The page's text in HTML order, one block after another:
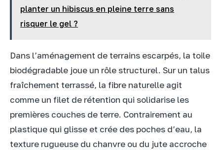
planter un hibiscus en pleine terre sans
risquer le gel ?
Dans l’aménagement de terrains escarpés, la toile
biodégradable joue un rôle structurel. Sur un talus
fraîchement terrassé, la fibre naturelle agit
comme un filet de rétention qui solidarise les
premières couches de terre. Contrairement au
plastique qui glisse et crée des poches d’eau, la
texture rugueuse du chanvre ou du jute accroche